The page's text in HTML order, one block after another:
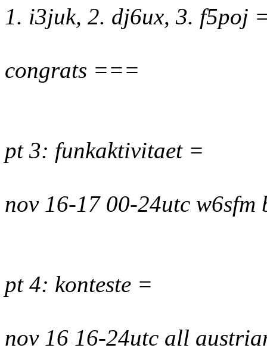
1. i3juk, 2. dj6ux, 3. f5poj
congrats ===
pt 3: funkaktivitaet =
nov 16-17 00-24utc
pt 4: konteste =
nov 16 16-24utc all